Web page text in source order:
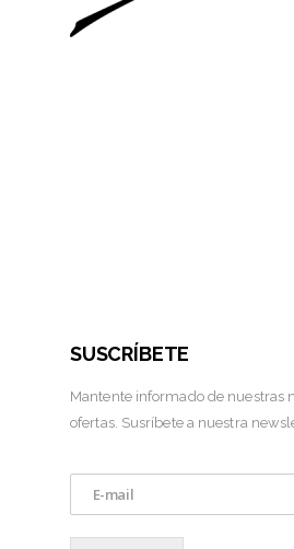
SUSCRÍBETE
Mantente informado de nuestras
ofertas. Susríbete a nuestra